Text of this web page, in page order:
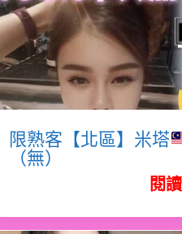
限熟客【北區】米塔
（無）
閱